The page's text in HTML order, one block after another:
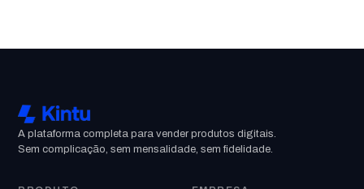
A plataforma completa para vender produtos digitais.
Sem complicação, sem mensalidade, sem fidelidade.